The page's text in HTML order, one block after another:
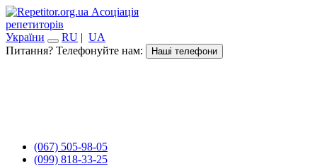
Асоціація
репетиторів
України
RU | UA
Питання? Телефонуйте нам:
Наші телефони
(067) 505-98-05
(099) 818-33-25